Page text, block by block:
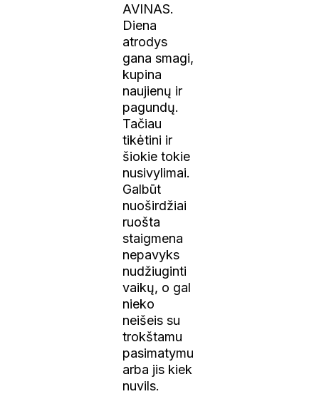
AVINAS.
Diena
atrodys
gana smagi,
kupina
naujienų ir
pagundų.
Tačiau
tikėtini ir
šiokie tokie
nusivylimai.
Galbūt
nuoširdžiai
ruošta
staigmena
nepavyks
nudžiuginti
vaikų, o gal
nieko
neišeis su
trokštamu
pasimatymu
arba jis kiek
nuvils.